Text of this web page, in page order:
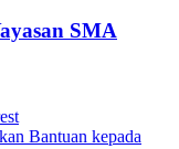
SMA